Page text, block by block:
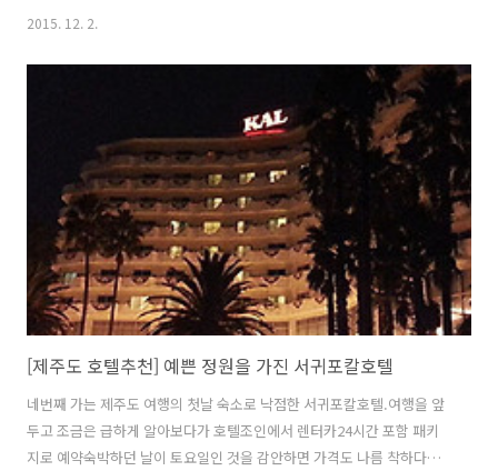
지대넓얕은 최근에 알게되어 요즘은 거의 매일 이동중에 항상 듣고 있는
캐스트 방송 을 즐겨 듣다가 책까지 사서 보게 되었다.우선 지은이 채사
장의 지식에 놀라지 않을 수 없다. 어떻게 이렇게 많은 것을 알까..그리고
어쩜 이렇게 쉽게 풀어서 썼을까..나처럼 인문학에 문외한에게는 딱 좋은
책이다.. 너무 편안하고 쉽게 읽어 내려갈 수 있다. 하나의 여행으로 표현
하며 라는 여행지를 시작으로 라는 여행지까지 마치 물흐르듯 연결되는..
2015. 12. 2.
[제주도 호텔추천] 예쁜 정원을 가진 서귀포칼호텔
네번째 가는 제주도 여행의 첫날 숙소로 낙점한 서귀포칼호텔.여행을 앞
두고 조금은 급하게 알아보다가 호텔조인에서 렌터카24시간 포함 패키
지로 예약숙박하던 날이 토요일인 것을 감안하면 가격도 나름 착하다다